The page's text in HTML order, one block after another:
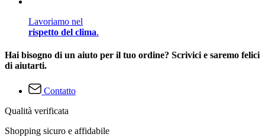
Lavoriamo nel
rispetto del clima.
Hai bisogno di un aiuto per il tuo ordine? Scrivici e saremo felici
di aiutarti.
Contatto
Qualità verificata
Shopping sicuro e affidabile